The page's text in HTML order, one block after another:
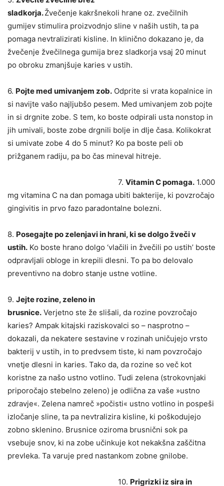
sladkorja.Žvečenje kakršnekoli hrane oz. zvečilnih
gumijev stimulira proizvodnjo sline v naših ustih, ta pa
pomaga nevtralizirati kisline. In klinično dokazano je, da
žvečenje žvečilnega gumija brez sladkorja vsaj 20 minut
po obroku zmanjšuje karies v ustih.
6. Pojte med umivanjem zob. Odprite si vrata kopalnice in
si navijte vašo najljubšo pesem. Med umivanjem zob pojte
in si drgnite zobe. S tem, ko boste odpirali usta nonstop in
jih umivali, boste zobe drgnili bolje in dlje časa. Kolikokrat
si umivate zobe 4 do 5 minut? Ko pa boste peli ob
prižganem radiju, pa bo čas mineval hitreje.
7. Vitamin C pomaga. 1.000
mg vitamina C na dan pomaga ubiti bakterije, ki povzročajo
gingivitis in prvo fazo paradontalne bolezni.
8. Posegajte po zelenjavi in hrani, ki se dolgo žveči v
ustih. Ko boste hrano dolgo ‘vlačili in žvečili po ustih’ boste
odpravljali obloge in krepili dlesni. To pa bo delovalo
preventivno na dobro stanje ustne votline.
9. Jejte rozine, zeleno in
brusnice. Verjetno ste že slišali, da rozine povzročajo
karies? Ampak kitajski raziskovalci so – nasprotno –
dokazali, da nekatere sestavine v rozinah uničujejo vrsto
bakterij v ustih, in to predvsem tiste, ki nam povzročajo
vnetje dlesni in karies. Tako da, da rozine so več kot
koristne za našo ustno votlino. Tudi zelena (strokovnjaki
priporočajo stebelno zeleno) je odlična za vaše »ustno
zdravje«. Zelena namreč »počisti« ustno votlino in pospeši
izločanje sline, ta pa nevtralizira kisline, ki poškodujejo
zobno sklenino. Brusnice oziroma brusnični sok pa
vsebuje snov, ki na zobe učinkuje kot nekakšna zaščitna
prevleka. Ta varuje pred nastankom zobne gnilobe.
10. Prigrizki iz sira in